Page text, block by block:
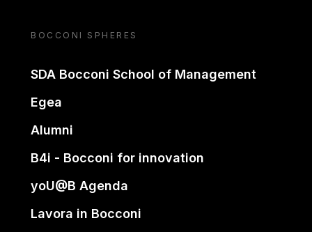
BOCCONI SPHERES
SDA Bocconi School of Management
Egea
Alumni
B4i - Bocconi for innovation
yoU@B Agenda
Lavora in Bocconi